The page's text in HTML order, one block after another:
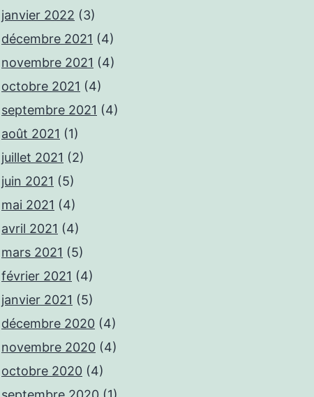
janvier 2022 (3)
décembre 2021 (4)
novembre 2021 (4)
octobre 2021 (4)
septembre 2021 (4)
août 2021 (1)
juillet 2021 (2)
juin 2021 (5)
mai 2021 (4)
avril 2021 (4)
mars 2021 (5)
février 2021 (4)
janvier 2021 (5)
décembre 2020 (4)
novembre 2020 (4)
octobre 2020 (4)